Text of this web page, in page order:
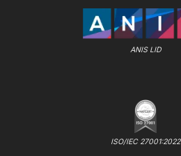
ANIS LID
ISO/IEC 27001:2022